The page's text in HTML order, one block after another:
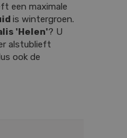
een maximale
is wintergroen.
'Helen'? U
alstublieft
ook de